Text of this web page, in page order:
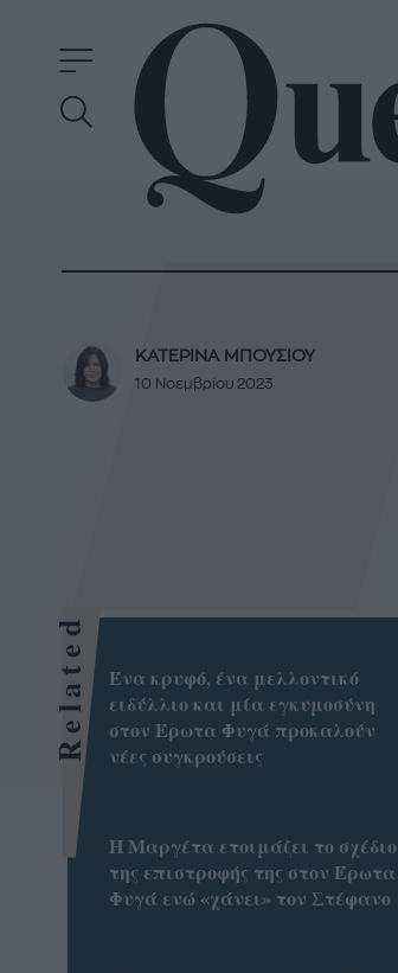
ΚΑΤΕΡΙΝΑ ΜΠΟΥΣΙΟΥ
10 Νοεμβρίου 2023
Related
Ένα κρυφό, ένα μελλοντικό
ειδύλλιο και μία εγκυμοσύνη
στον Έρωτα Φυγά προκαλούν
νέες συγκρούσεις
Η Μαργέτα ετοιμάζει το σχέδιο
της επιστροφής της στον Έρωτα
Φυγά ενώ «χάνει» τον Στέφανο